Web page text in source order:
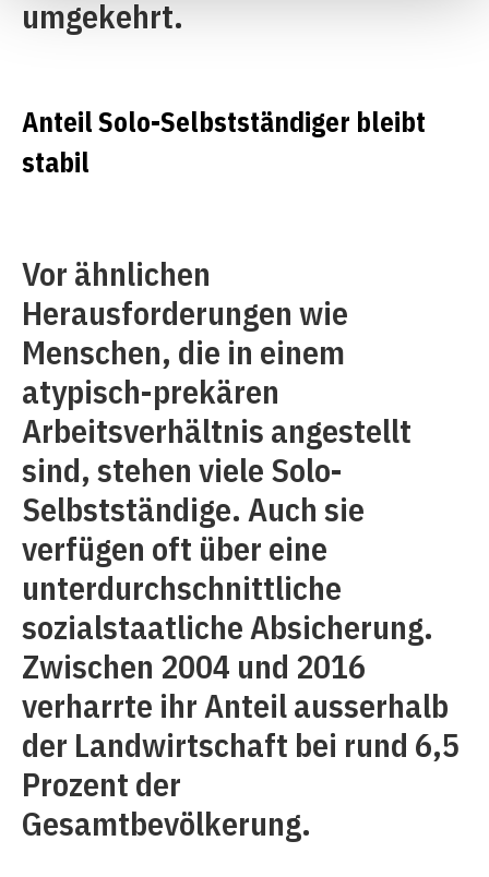
umgekehrt.
Anteil Solo-Selbstständiger bleibt
stabil
Vor ähnlichen
Herausforderungen wie
Menschen, die in einem
atypisch-prekären
Arbeitsverhältnis angestellt
sind, stehen viele Solo-
Selbstständige. Auch sie
verfügen oft über eine
unterdurchschnittliche
sozialstaatliche Absicherung.
Zwischen 2004 und 2016
verharrte ihr Anteil ausserhalb
der Landwirtschaft bei rund 6,5
Prozent der
Gesamtbevölkerung.